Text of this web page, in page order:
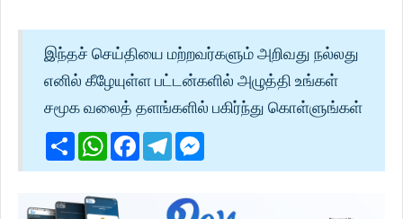
இந்தச் செய்தியை மற்றவர்களும் அறிவது நல்லது
எனில் கீழேயுள்ள பட்டன்களில் அழுத்தி உங்கள்
சமூக வலைத் தளங்களில் பகிர்ந்து கொள்ளுங்கள்
ShareWhatsApp
Facebook
Telegram